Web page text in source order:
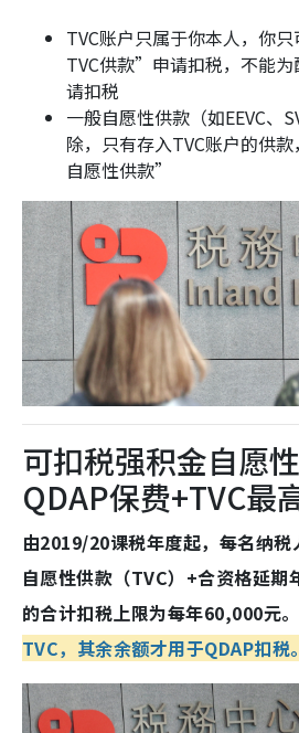
TVC账户只属于你本人，你
TVC供款”申请扣税，不能
请扣税
一般自愿性供款（如EEVC、
除，只有存入TVC账户的供
自愿性供款”
可扣税强积金自愿
QDAP保费+TVC最
由2019/20课税年度起，每名纳
自愿性供款（TVC）+合资格延期
的合计扣税上限为每年60,000元。
TVC，其余余额才用于QDAP扣税。